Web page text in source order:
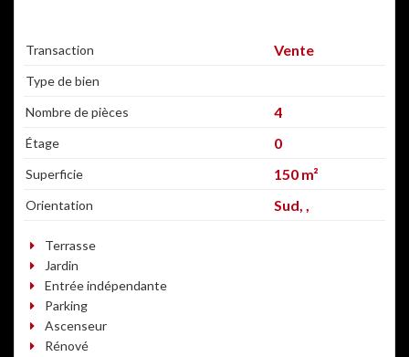
Transaction Vente
Type de bien
Nombre de pièces
4
Étage 0
Superficie 150 m²
Orientation Sud, ,
Terrasse
Jardin
Entrée indépendante
Parking
Ascenseur
Rénové